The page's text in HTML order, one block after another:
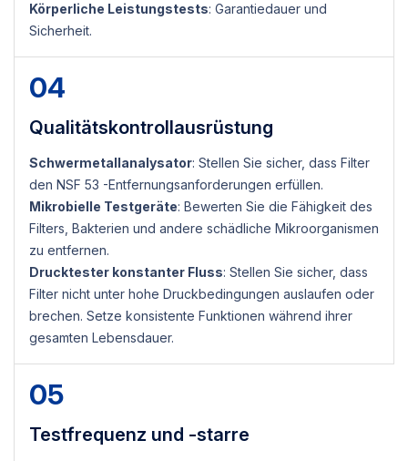
Körperliche Leistungstests: Garantiedauer und
Sicherheit.
04
Qualitätskontrollausrüstung
Schwermetallanalysator: Stellen Sie sicher, dass Filter
den NSF 53 -Entfernungsanforderungen erfüllen.
Mikrobielle Testgeräte: Bewerten Sie die Fähigkeit des
Filters, Bakterien und andere schädliche Mikroorganismen
zu entfernen.
Drucktester konstanter Fluss: Stellen Sie sicher, dass
Filter nicht unter hohe Druckbedingungen auslaufen oder
brechen. Setze konsistente Funktionen während ihrer
gesamten Lebensdauer.
05
Testfrequenz und -starre